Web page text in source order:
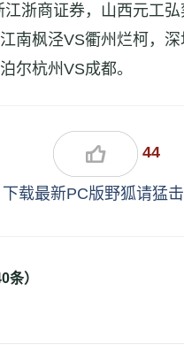
江浙商证券，山西元工
南枫泾VS衢州烂柯，
尔杭州VS成都。
44
下载最新PC版野狐请猛
条）